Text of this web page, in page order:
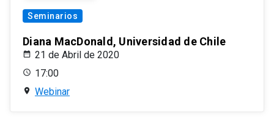
Seminarios
Diana MacDonald, Universidad de Chile
21 de Abril de 2020
17:00
Webinar